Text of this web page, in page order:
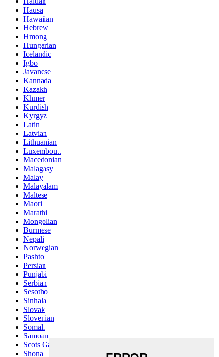
Hausa
Hawaiian
Hebrew
Hmong
Hungarian
Icelandic
Igbo
Javanese
Kannada
Kazakh
Khmer
Kurdish
Kyrgyz
Latin
Latvian
Lithuanian
Luxembou..
Macedonian
Malagasy
Malay
Malayalam
Maltese
Maori
Marathi
Mongolian
Burmese
Nepali
Norwegian
Pashto
Persian
Punjabi
Serbian
Sesotho
Sinhala
Slovak
Slovenian
Somali
Samoan
Scots Gaelic
Shona